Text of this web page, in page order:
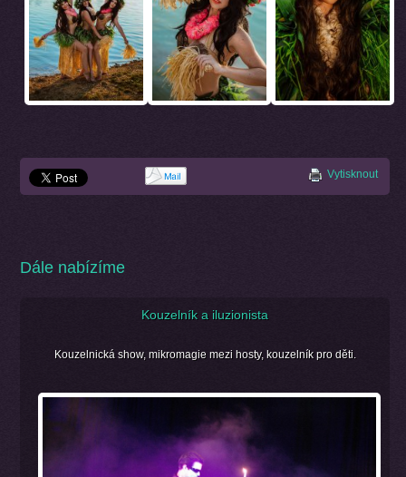
Vytisknout
Dále nabízíme
Kouzelník a iluzionista
Kouzelnická show, mikromagie mezi hosty, kouzelník pro děti.